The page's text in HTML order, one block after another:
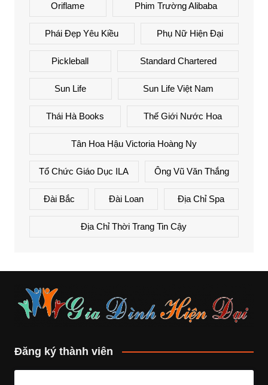
Oriflame Phim Trường Alibaba
Phái Đẹp Yêu Kiều Phụ Nữ Hiện Đại
Pickleball Standard Chartered
Sun Life Sun Life Việt Nam
Thái Hà Books Thế Giới Nước Hoa
Tân Hoa Hậu Victoria Hoàng Ny
Tổ Chức Giáo Dục ILA Ông Vũ Văn Thắng
Đài Bắc Đài Loan Địa Chỉ Spa
Địa Chỉ Thời Trang Tin Cậy
Đăng ký thành viên